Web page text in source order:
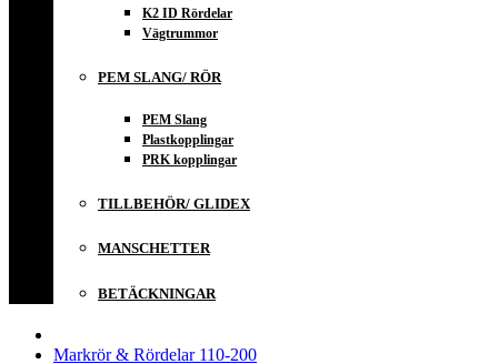
K2 ID Rördelar
Vägtrummor
PEM SLANG/ RÖR
PEM Slang
Plastkopplingar
PRK kopplingar
TILLBEHÖR/ GLIDEX
MANSCHETTER
BETÄCKNINGAR
Markrör & Rördelar 110-200